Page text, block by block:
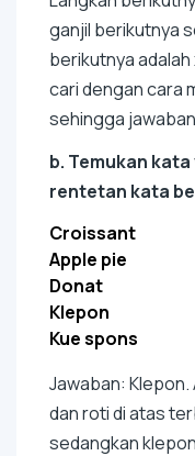
ganjil berikutnya
berikutnya adalah
cari dengan cara
sehingga
b. Temukan
rentetan kata
Croissant
Apple pie
Donat
Klepon
Kue spons
Jawaban:
dan roti di atas
sedangkan